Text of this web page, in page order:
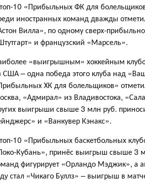
10 «Прибыльных ФК для
иностранных команд дважды
Вилла», по одному сверх-
и французский «Марсель».
«выигрышным» хоккейным
США – одна победа этого клуба над
ХК для болельщиков»
«Адмирал» из Владивостока,
выигрыши свыше 3 млн руб.
и «Ванкувер Кэнакс».
10 «Прибыльных баскетбольных
Кубань», принёс выигрыш свыше 3
фигурирует «Орландо Мэджик», а
стал «Чикаго Буллз» – выигрыш в